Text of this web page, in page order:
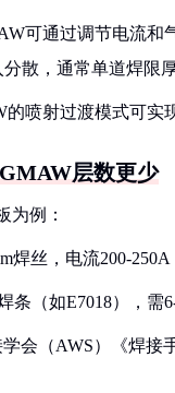
可通过调节电流和
散，通常单道焊限
喷射过渡模式可实
层数更少
为例：
焊丝，电流200-
条（如E7018），需
会（AWS）《焊接